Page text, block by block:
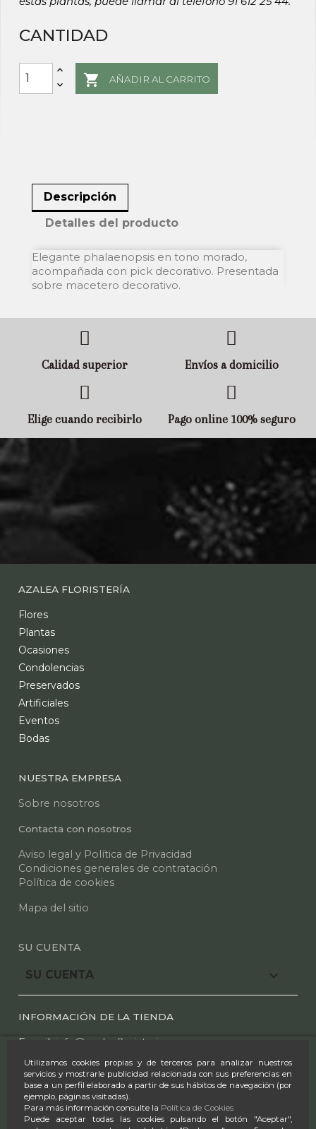
Utilizamos cookies propias y de terceros para analizar nuestros
servicios y mostrarle publicidad relacionada con sus preferencias en
base a un perfil elaborado a partir de sus hábitos de navegación (por
ejemplo, páginas visitadas).
Para más información consulte la Política de Cookies
Puede aceptar todas las cookies pulsando el botón "Aceptar",
CANTIDAD
 AÑADIR AL CARRITO
Descripción
Detalles del producto
Elegante phalaenopsis en tono morado,
acompañada con pick decorativo. Presentada
sobre macetero decorativo.
Calidad superior Envíos a domicilio
Elige cuando recibirlo Pago online 100% seguro
AZALEA FLORISTERÍA
Flores
Plantas
Ocasiones
Condolencias
Preservados
Artificiales
Eventos
Bodas
NUESTRA EMPRESA
Sobre nosotros
Contacta con nosotros
Aviso legal y Política de Privacidad
Condiciones generales de contratación
Política de cookies
Mapa del sitio
SU CUENTA
SU CUENTA 
INFORMACIÓN DE LA TIENDA
E mail: info@azaleafloristeria.com
Tel.:91 612 25 44 -91 610 00 97
Horario:
L-S 9:00-14:00 & 17:00-20:30